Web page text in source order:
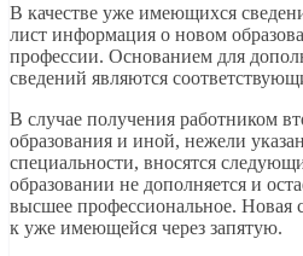
В качестве уже имеющихся
лист информация о новом
профессии. Основанием для
сведений являются
В случае получения работником
образования и иной, нежели
специальности, вносятся
образовании не дополняется и
высшее профессиональное. Новая
к уже имеющейся через запятую.